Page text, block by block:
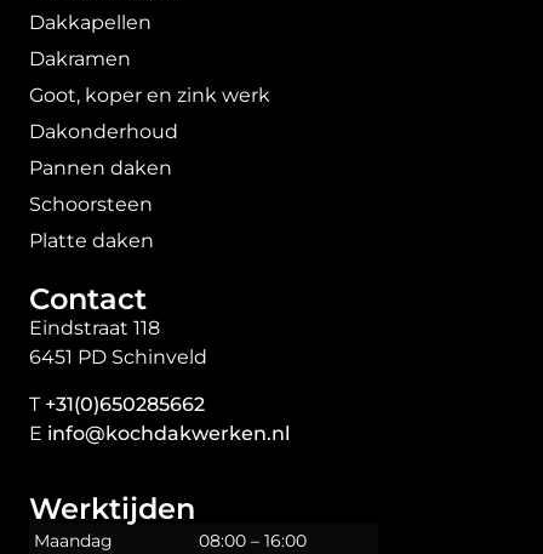
Dakkapellen
Dakramen
Goot, koper en zink werk
Dakonderhoud
Pannen daken
Schoorsteen
Platte daken
Contact
Eindstraat 118
6451 PD Schinveld
T +31(0)650285662
E info@kochdakwerken.nl
Werktijden
Maandag
08:00 – 16:00